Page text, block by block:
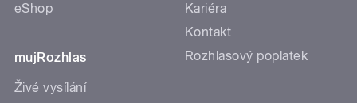
eShop
mujRozhlas
Živé vysílání
Kariéra
Kontakt
Rozhlasový poplatek